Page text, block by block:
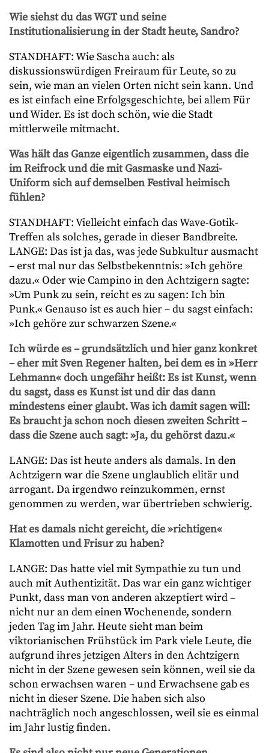
Wie siehst du das WGT und seine
Institutionalisierung in der Stadt heute, Sandro?
STANDHAFT: Wie Sascha auch: als
diskussionswürdigen Freiraum für Leute, so zu
sein, wie man an vielen Orten nicht sein kann. Und
es ist einfach eine Erfolgsgeschichte, bei allem Für
und Wider. Es ist doch schön, wie die Stadt
mittlerweile mitmacht.
Was hält das Ganze eigentlich zusammen, dass die
im Reifrock und die mit Gasmaske und Nazi-
Uniform sich auf demselben Festival heimisch
fühlen?
STANDHAFT: Vielleicht einfach das Wave-Gotik-
Treffen als solches, gerade in dieser Bandbreite.
LANGE: Das ist ja das, was jede Subkultur ausmacht
– erst mal nur das Selbstbekenntnis: »Ich gehöre
dazu.« Oder wie Campino in den Achtzigern sagte:
»Um Punk zu sein, reicht es zu sagen: Ich bin
Punk.« Genauso ist es auch hier – du sagst einfach:
»Ich gehöre zur schwarzen Szene.«
Ich würde es – grundsätzlich und hier ganz konkret
– eher mit Sven Regener halten, bei dem es in »Herr
Lehmann« doch ungefähr heißt: Es ist Kunst, wenn
du sagst, dass es Kunst ist und dir das dann
mindestens einer glaubt. Was ich damit sagen will:
Es braucht ja schon noch diesen zweiten Schritt –
dass die Szene auch sagt: »Ja, du gehörst dazu.«
LANGE: Das ist heute anders als damals. In den
Achtzigern war die Szene unglaublich elitär und
arrogant. Da irgendwo reinzukommen, ernst
genommen zu werden, war übertrieben schwierig.
Hat es damals nicht gereicht, die »richtigen«
Klamotten und Frisur zu haben?
LANGE: Das hatte viel mit Sympathie zu tun und
auch mit Authentizität. Das war ein ganz wichtiger
Punkt, dass man von anderen akzeptiert wird –
nicht nur an dem einen Wochenende, sondern
jeden Tag im Jahr. Heute sieht man beim
viktorianischen Frühstück im Park viele Leute, die
aufgrund ihres jetzigen Alters in den Achtzigern
nicht in der Szene gewesen sein können, weil sie da
schon erwachsen waren – und Erwachsene gab es
nicht in dieser Szene. Die haben sich also
nachträglich noch angeschlossen, weil sie es einmal
im Jahr lustig finden.